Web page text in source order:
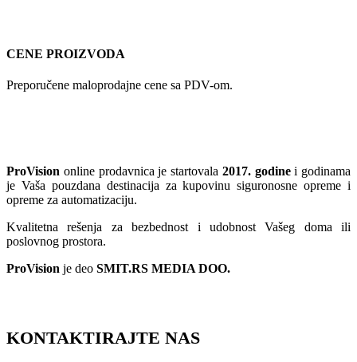
CENE PROIZVODA
Preporučene maloprodajne cene sa PDV-om.
ProVision online prodavnica je startovala 2017. godinei godinama
je Vaša pouzdana destinacija za kupovinu siguronosne opreme i
opreme za automatizaciju.
Kvalitetna rešenja za bezbednost i udobnost Vašeg doma ili
poslovnog prostora.
ProVision je deo SMIT.RS MEDIA DOO.
KONTAKTIRAJTE NAS